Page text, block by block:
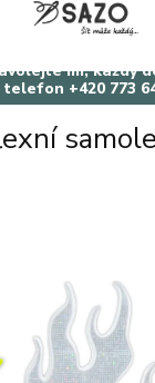
mi, každý
+420 773